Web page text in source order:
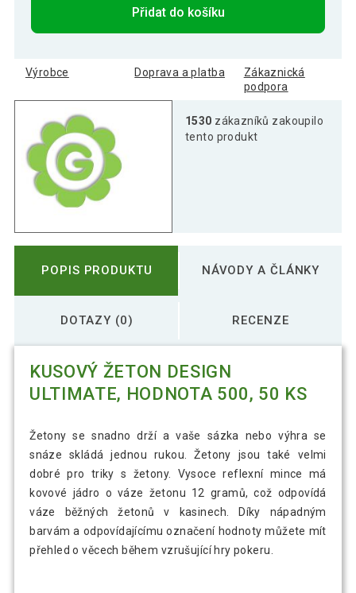
Přidat do košíku
Výrobce Doprava a platba
Zákaznická
podpora
1530 zákazníků zakoupilo
tento produkt
POPIS PRODUKTU NÁVODY A ČLÁNKY
DOTAZY (0) RECENZE
KUSOVÝ ŽETON DESIGN
ULTIMATE, HODNOTA 500, 50 KS
Žetony se snadno drží a vaše sázka nebo výhra se
snáze skládá jednou rukou. Žetony jsou také velmi
dobré pro triky s žetony. Vysoce reflexní mince má
kovové jádro o váze žetonu 12 gramů, což odpovídá
váze běžných žetonů v kasinech. Díky nápadným
barvám a odpovídajícímu označení hodnoty můžete mít
přehled o věcech během vzrušující hry pokeru.